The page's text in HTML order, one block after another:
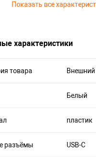
Показать все
характеристики
товара
Белый
пластик
разъёмы USB-C